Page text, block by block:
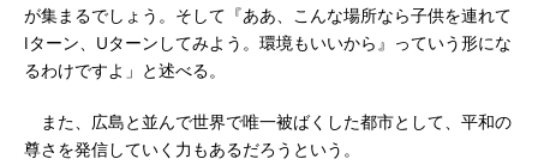
が集まるでしょう。そして『ああ、こんな場所なら子供を連れて
Iターン、Uターンしてみよう。環境もいいから』っていう形にな
るわけですよ」と述べる。
また、広島と並んで世界で唯一被ばくした都市として、平和の
尊さを発信していく力もあるだろうという。